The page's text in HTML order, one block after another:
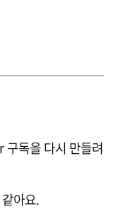
독을 다시 만들려
아요.